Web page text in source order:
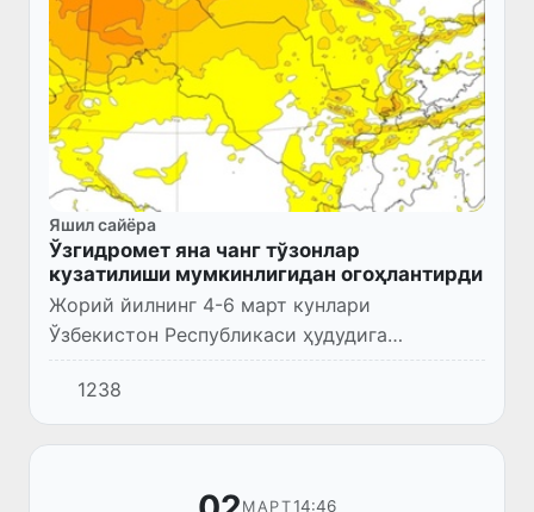
Яшил сайёра
Ўзгидромет яна чанг тўзонлар
кузатилиши мумкинлигидан огоҳлантирди
Жорий йилнинг 4-6 март кунлари
Ўзбекистон Республикаси ҳудудига
Туркманистондан илиқ ҳаво, сўнгра Кавказ
ҳудудларидан нам ва нисбатан салқин ҳаво
массаси кириб келиши кутилмоқда.
1238
МАРТ14:46